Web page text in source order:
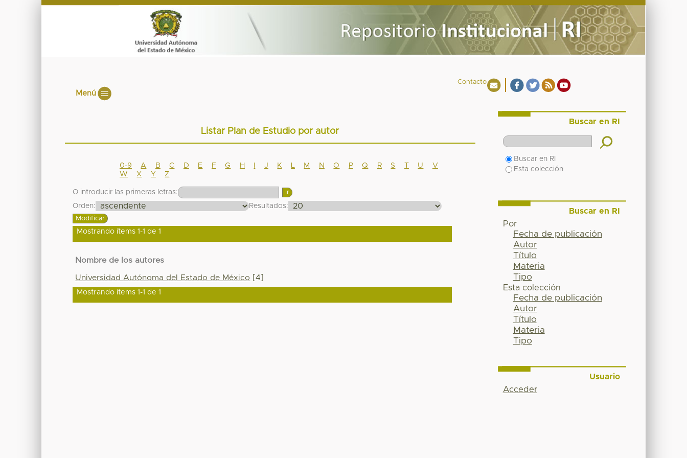
Contacto
Menú
Listar Plan de Estudio por autor
0-9 A B C D E F G H J K M N O P Q R S T U
V
W
X Y Z
O introducir las primeras letras:
Orden:
Resultados:
Mostrando ítems 1-1 de 1
Nombre de los autores
Universidad Autónoma del Estado de México [4]
Mostrando ítems 1-1 de 1
Buscar en RI
Buscar en RI
Esta colección
Buscar en RI
Por
Fecha de publicación
Autor
Título
Materia
Tipo
Esta colección
Fecha de publicación
Autor
Título
Materia
Tipo
Usuario
Acceder